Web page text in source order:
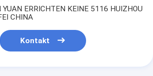
YUAN ERRICHTEN KEINE 5116 HUIZHOU
CHINA
Kontakt